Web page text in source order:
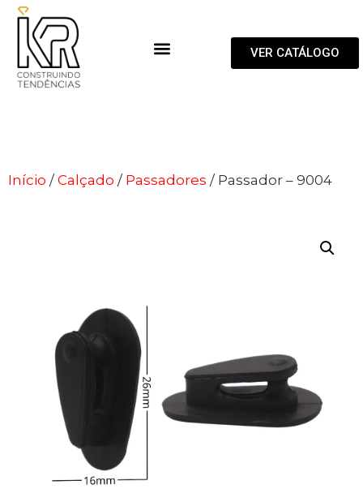
VER CATÁLOGO
Início /Calçado / Passadores / Passador – 9004